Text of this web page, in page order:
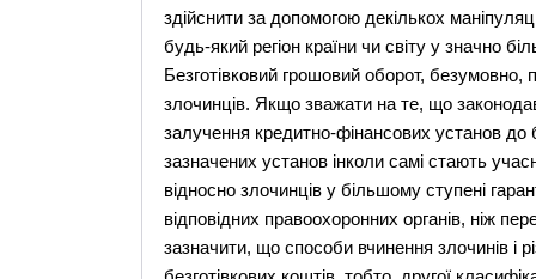
здійснити за допомогою декількох
будь-який регіон країни чи світу у значно
Безготівковий грошовий оборот,
злочинців. Якщо зважати на те, що
залучення кредитно-фінансових установ
зазначених установ інколи самі стають
відносно злочинців у більшому ступені
відповідних правоохоронних органів, ніж
зазначити, що способи вчинення злочинів